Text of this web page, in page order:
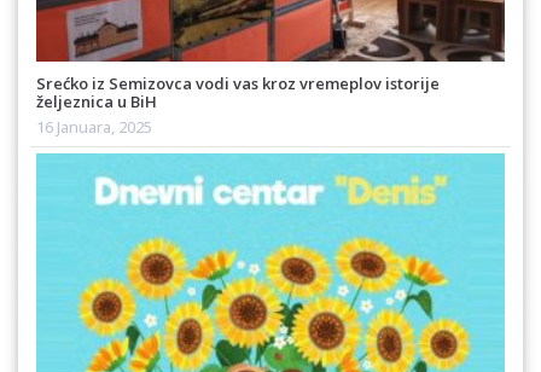
Srećko iz Semizovca vodi vas kroz vremeplov istorije
željeznica u BiH
16 Januara, 2025